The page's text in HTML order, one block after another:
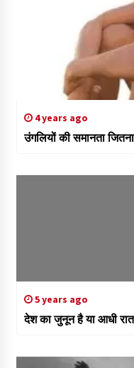
4 years ago
उंगलियों की समानता
5 years ago
देश का जुनून है या आधी